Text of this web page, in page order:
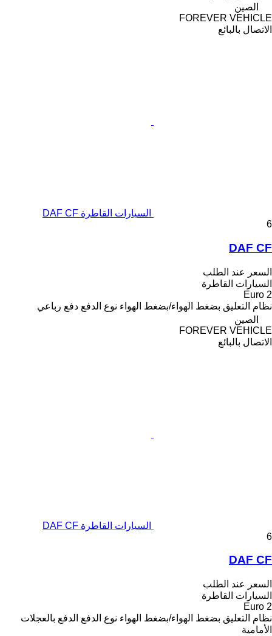
الصين
FOREVER VEHICLE
الاتصال بالبائع
السيارات القاطرة DAF CF
6
DAF CF
السعر عند الطلب
السيارات القاطرة
Euro 2
نظام التعليق بضغط الهواء/بضغط الهواء نوع الدفع دفع رباعي
الصين
FOREVER VEHICLE
الاتصال بالبائع
السيارات القاطرة DAF CF
6
DAF CF
السعر عند الطلب
السيارات القاطرة
Euro 2
نظام التعليق بضغط الهواء/بضغط الهواء نوع الدفع الدفع بالعجلات
الأمامية